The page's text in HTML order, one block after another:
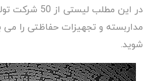
در این مطلب
مداربسته و تجهیزات حفاظتی را می
شوید.